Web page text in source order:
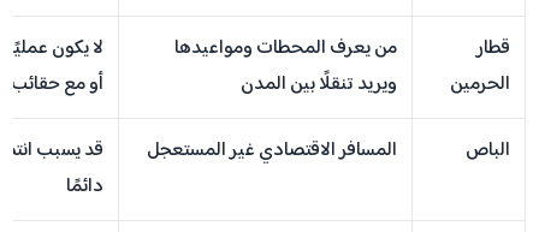
قطار
الحرمين
من يعرف المحطات ومواعيدها
ويريد تنقلًا بين المدن
لا يكون عمليًا
أو مع حقائب
الباص المسافر الاقتصادي غير المستعجل
قد يسبب
دائمًا